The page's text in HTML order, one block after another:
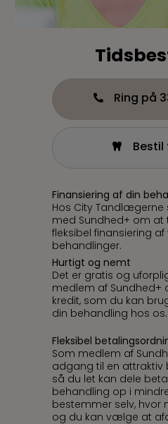
Ring på
Bestil
Finansiering af din
Hos City Tandlægerne
med Sundhed+ om at
fleksibel finansiering af
behandlinger.
Hurtigt og nemt
Det er gratis og
medlem af Sundhed+
kredit, som du kan
din behandling hos os.
Fleksibel
Som medlem af
adgang til en attraktiv
så du let kan dele
behandling op i
bestemmer selv, hvor
og du kan vælge at